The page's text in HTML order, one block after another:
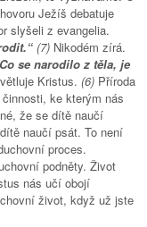
Ježíš debatuje
slyšeli z evangelia.
(7) Nikodém zírá.
se narodilo z těla, je
Kristus. (6) Příroda
ke kterým nás
že se dítě naučí
naučí psát. To není
proces.
podněty. Život
nás učí obojí
život, když už jste